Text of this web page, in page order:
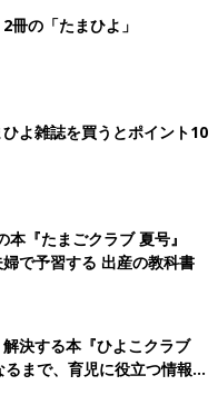
冊の「たまひよ」
よ雑誌を買うとポイント10
本『たまごクラブ 夏号』
婦で予習する 出産の教科書
決する本『ひよこクラブ
まで、育児に役立つ情報が